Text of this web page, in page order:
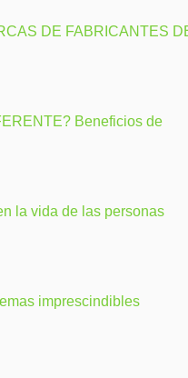
DE FABRICANTES
Beneficios de
la vida de las personas
imprescindibles